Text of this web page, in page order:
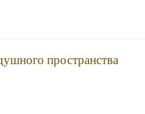
пространства